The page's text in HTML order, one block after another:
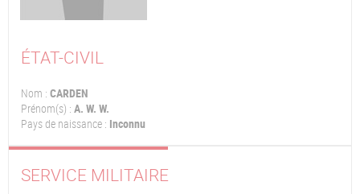
ÉTAT-CIVIL
Nom : CARDEN
Prénom(s) : A. W. W.
Pays de naissance : Inconnu
SERVICE MILITAIRE